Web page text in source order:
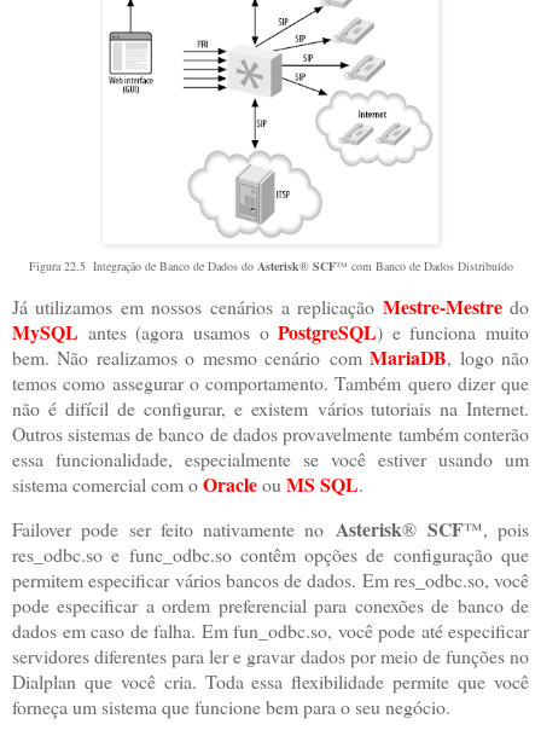
Figura 22.5 Integração de Banco de Dados do Asterisk® SCF™ com Banco de Dados Distribuído
Já utilizamos em nossos cenários a replicação Mestre-Mestredo
MySQL antes (agora usamos oPostgreSQL) e funciona muito
bem. Não realizamos o mesmo cenário comMariaDB, logo não
temos como assegurar o comportamento. Também quero dizer que
não é difícil de configurar, e existem vários tutoriais na Internet.
Outros sistemas de banco de dados provavelmente também conterão
essa funcionalidade, especialmente se você estiver usando um
sistema comercial com oOracleou MS SQL.
Failover pode ser feito nativamente no Asterisk® SCF™, pois
res_odbc.so e func_odbc.so contêm opções de configuração que
permitem especificar vários bancos de dados. Em res_odbc.so, você
pode especificar a ordem preferencial para conexões de banco de
dados em caso de falha. Em fun_odbc.so, você pode até especificar
servidores diferentes para ler e gravar dados por meio de funções no
Dialplan que você cria. Toda essa flexibilidade permite que você
forneça um sistema que funcione bem para o seu negócio.